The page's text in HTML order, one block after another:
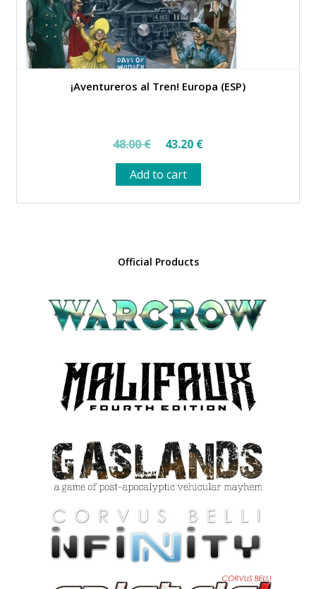
¡Aventureros al Tren! Europa (ESP)
48.00€
Original
price
was:
48.00 €.
43.20 €Current
43.20 €.
Add to cart
Official Products